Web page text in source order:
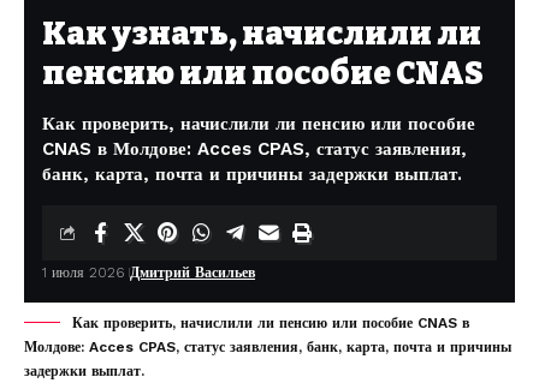
Как узнать, начислили ли
пенсию или пособие CNAS
Как проверить, начислили ли пенсию или пособие
CNAS в Молдове: Acces CPAS, статус заявления,
банк, карта, почта и причины задержки выплат.
1 июля 2026 Дмитрий Васильев
Как проверить, начислили ли пенсию или пособие CNAS в
Молдове: Acces CPAS, статус заявления, банк, карта, почта и причины
задержки выплат.